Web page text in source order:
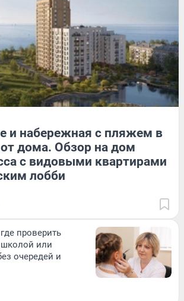
и набережная с пляжем в
дома. Обзор на дом
с видовыми квартирами
лобби
проверить
или
очередей и